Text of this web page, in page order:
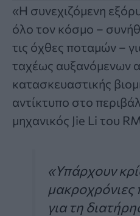
«Η συνεχιζόμενη
όλο τον κόσμο –
τις όχθες ποταμών –
ταχέως αυξανόμενων
κατασκευαστικής
αντίκτυπο στο
μηχανικός Jie Li του
«Υπάρχουν
μακροχρόνιες
για τη